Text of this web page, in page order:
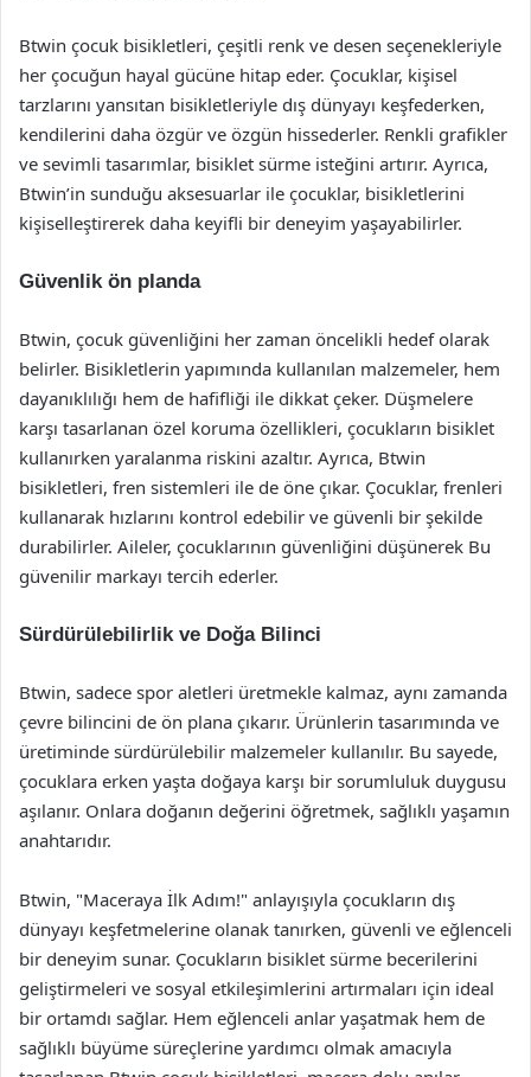
Btwin çocuk bisikletleri, çeşitli renk ve desen seçenekleriyle
her çocuğun hayal gücüne hitap eder. Çocuklar, kişisel
tarzlarını yansıtan bisikletleriyle dış dünyayı keşfederken,
kendilerini daha özgür ve özgün hissederler. Renkli grafikler
ve sevimli tasarımlar, bisiklet sürme isteğini artırır. Ayrıca,
Btwin’in sunduğu aksesuarlar ile çocuklar, bisikletlerini
kişiselleştirerek daha keyifli bir deneyim yaşayabilirler.
Güvenlik ön planda
Btwin, çocuk güvenliğini her zaman öncelikli hedef olarak
belirler. Bisikletlerin yapımında kullanılan malzemeler, hem
dayanıklılığı hem de hafifliği ile dikkat çeker. Düşmelere
karşı tasarlanan özel koruma özellikleri, çocukların bisiklet
kullanırken yaralanma riskini azaltır. Ayrıca, Btwin
bisikletleri, fren sistemleri ile de öne çıkar. Çocuklar, frenleri
kullanarak hızlarını kontrol edebilir ve güvenli bir şekilde
durabilirler. Aileler, çocuklarının güvenliğini düşünerek Bu
güvenilir markayı tercih ederler.
Sürdürülebilirlik ve Doğa Bilinci
Btwin, sadece spor aletleri üretmekle kalmaz, aynı zamanda
çevre bilincini de ön plana çıkarır. Ürünlerin tasarımında ve
üretiminde sürdürülebilir malzemeler kullanılır. Bu sayede,
çocuklara erken yaşta doğaya karşı bir sorumluluk duygusu
aşılanır. Onlara doğanın değerini öğretmek, sağlıklı yaşamın
anahtarıdır.
Btwin, "Maceraya İlk Adım!" anlayışıyla çocukların dış
dünyayı keşfetmelerine olanak tanırken, güvenli ve eğlenceli
bir deneyim sunar. Çocukların bisiklet sürme becerilerini
geliştirmeleri ve sosyal etkileşimlerini artırmaları için ideal
bir ortamdı sağlar. Hem eğlenceli anlar yaşatmak hem de
sağlıklı büyüme süreçlerine yardımcı olmak amacıyla